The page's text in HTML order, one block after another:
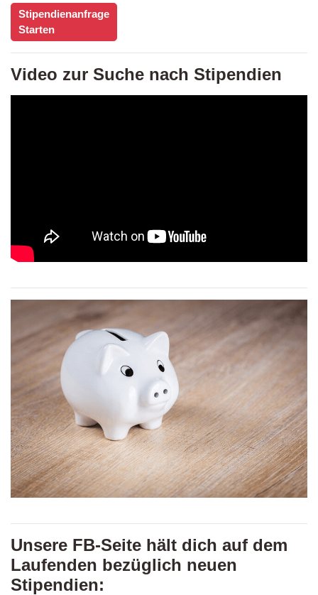
Stipendienanfrage
Starten
Video zur Suche nach Stipendien
Unsere FB-Seite hält dich auf dem
Laufenden bezüglich neuen
Stipendien: